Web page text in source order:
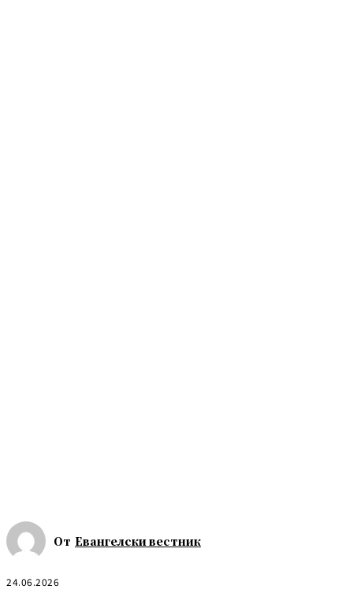
От Евангелски вестник
24.06.2026